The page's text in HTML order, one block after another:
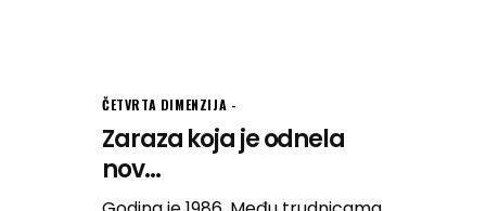
ČETVRTA DIMENZIJA
Zaraza koja je odnela
nov...